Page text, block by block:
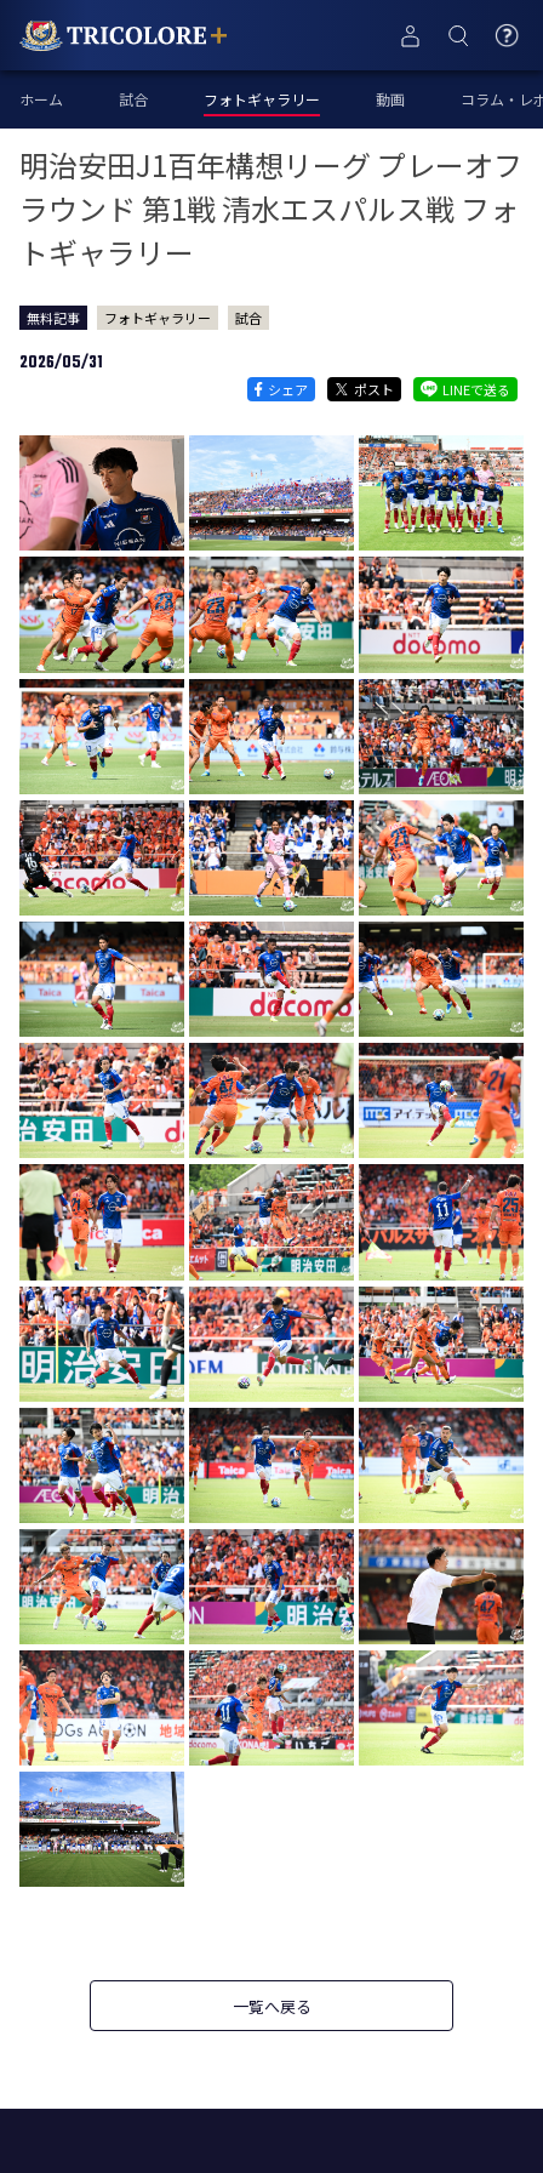
ホーム 試合 フォトギャラリー 動画 コラム・レ
明治安田J1百年構想リーグ プレーオフ
ラウンド 第1戦 清水エスパルス戦 フォ
トギャラリー
無料記事 フォトギャラリー 試合
2026/05/31
シェア ポスト LINEで送る
一覧へ戻る